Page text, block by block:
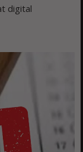
digital